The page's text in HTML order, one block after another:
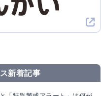
新着記事